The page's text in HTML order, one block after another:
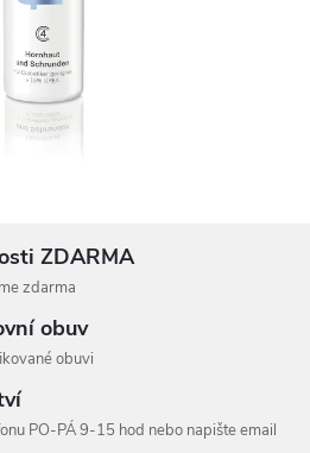
ZDARMA
zdarma
obuv
obuvi
PO-PÁ 9-15 hod nebo napište email